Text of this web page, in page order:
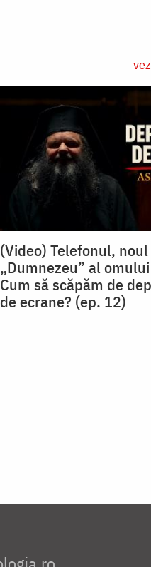
(Video) Telefonul, noul
„Dumnezeu” al
Cum să scăpăm de
de ecrane? (ep. 12)